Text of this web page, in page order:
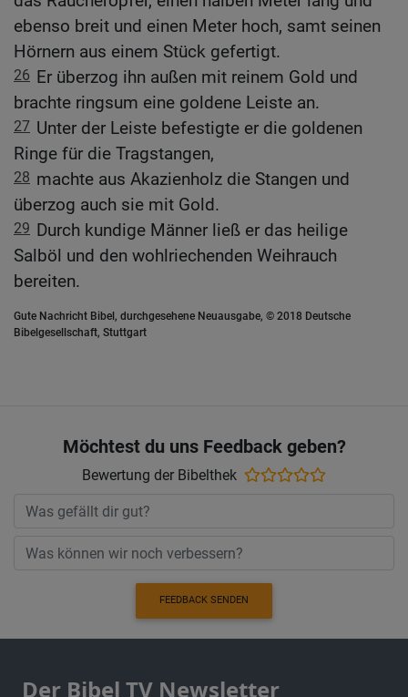
ebenso breit und einen Meter hoch, samt seinen
Hörnern aus einem Stück gefertigt.
26 Er überzog ihn außen mit reinem Gold und
brachte ringsum eine goldene Leiste an.
27 Unter der Leiste befestigte er die goldenen
Ringe für die Tragstangen,
28 machte aus Akazienholz die Stangen und
überzog auch sie mit Gold.
29 Durch kundige Männer ließ er das heilige
Salböl und den wohlriechenden Weihrauch
bereiten.
Gute Nachricht Bibel, durchgesehene Neuausgabe, © 2018 Deutsche
Bibelgesellschaft, Stuttgart
Möchtest du uns Feedback geben?
Bewertung der Bibelthek
FEEDBACK SENDEN
Der Bibel TV Newsletter